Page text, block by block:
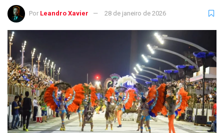
Por Leandro Xavier 28 de janeiro de 2026